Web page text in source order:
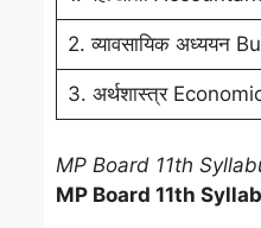
2. व्यावसायिक अध्ययन
3. अर्थशास्त्र
MP Board 11th
MP Board 11th